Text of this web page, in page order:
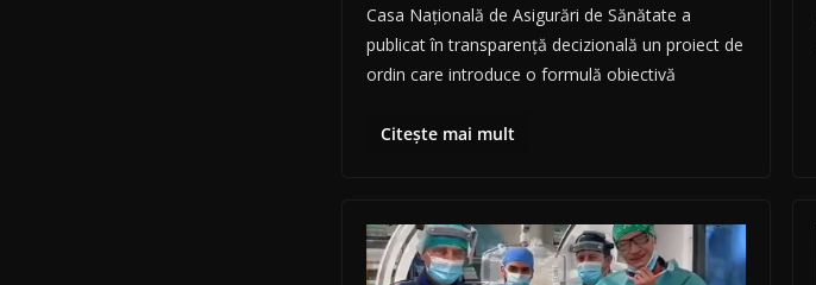
Casa Națională de Asigurări de Sănătate a
publicat în transparență decizională un proiect de
ordin care introduce o formulă obiectivă
Citește mai mult